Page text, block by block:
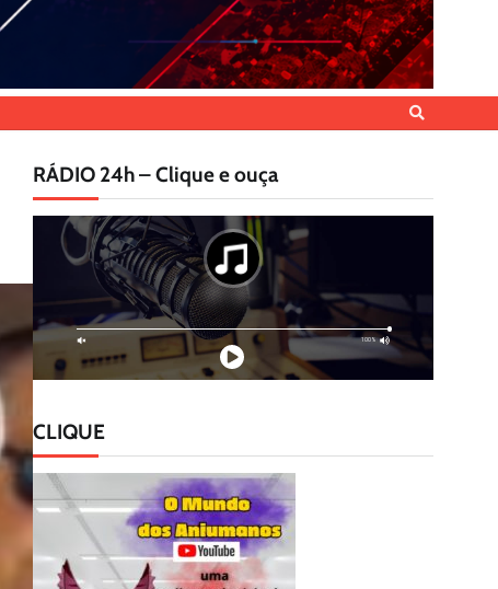
RÁDIO 24h – Clique e ouça
CLIQUE